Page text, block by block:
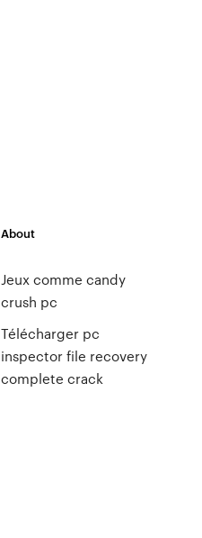
About
Jeux comme candy
crush pc
Télécharger pc
inspector file recovery
complete crack